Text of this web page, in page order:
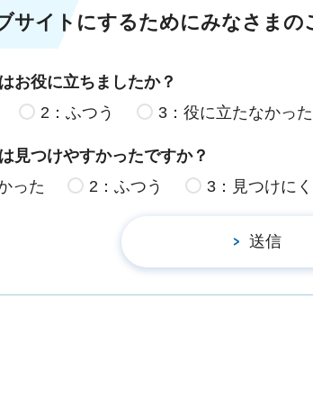
サイトにするためにみなさまの
お役に立ちましたか？
2：ふつう 3：役に立たなかった
見つけやすかったですか？
った
2：ふつう 3：見つけに